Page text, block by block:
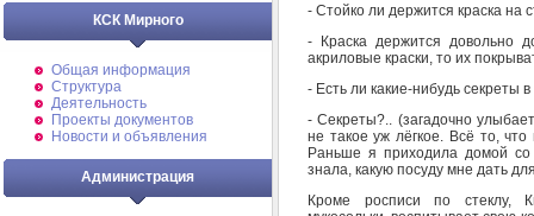
КСК Мирного
Общая информация
Структура
Деятельность
Проекты документов
Новости и объявления
Администрация
- Стойко ли держится краска на
- Краска держится довольно
акриловые краски, то их
- Есть ли какие-нибудь секреты
- Секреты?.. (загадочно
не такое уж лёгкое. Всё то,
Раньше я приходила домой
знала, какую посуду мне дать
Кроме росписи по стеклу,